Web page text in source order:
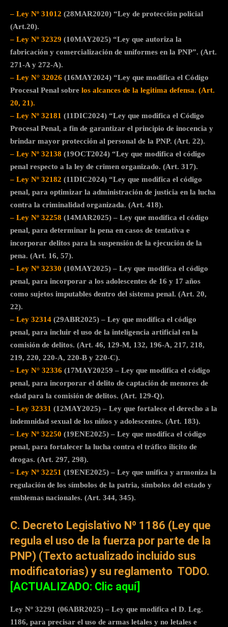
– Ley Nº 31012 (28MAR2020) “Ley de protección policial
(Art.20).
– Ley Nº 32329 (10MAY2025) “Ley que autoriza la
fabricación y comercialización de uniformes en la PNP”. (Art.
271-A y 272-A).
– Ley N° 32026 (16MAY2024) “Ley que modifica el Código
Procesal Penal sobre los alcances de la legitima defensa. (Art.
20, 21).
– Ley Nº 32181 (11DIC2024) “Ley que modifica el Código
Procesal Penal, a fin de garantizar el principio de inocencia y
brindar mayor protección al personal de la PNP. (Art. 22).
– Ley Nº 32138 (19OCT2024) “Ley que modifica el código
penal respecto a la ley de crimen organizado. (Art. 317).
– Ley Nº 32182 (11DIC2024) “Ley que modifica el código
penal, para optimizar la administración de justicia en la lucha
contra la criminalidad organizada. (Art. 418).
– Ley Nº 32258 (14MAR2025) – Ley que modifica el código
penal, para determinar la pena en casos de tentativa e
incorporar delitos para la suspensión de la ejecución de la
pena. (Art. 16, 57).
– Ley Nº 32330 (10MAY2025) – Ley que modifica el código
penal, para incorporar a los adolescentes de 16 y 17 años
como sujetos imputables dentro del sistema penal. (Art. 20,
22).
– Ley 32314 (29ABR2025) – Ley que modifica el código
penal, para incluir el uso de la inteligencia artificial en la
comisión de delitos. (Art. 46, 129-M, 132, 196-A, 217, 218,
219, 220, 220-A, 220-B y 220-C).
– Ley N° 32336 (17MAY20259 – Ley que modifica el código
penal, para incorporar el delito de captación de menores de
edad para la comisión de delitos. (Art. 129-Q).
– Ley 32331 (12MAY2025) – Ley que fortalece el derecho a la
indemnidad sexual de los niños y adolescentes. (Art. 183).
– Ley Nº 32250 (19ENE2025) – Ley que modifica el código
penal, para fortalecer la lucha contra el tráfico ilícito de
drogas. (Art. 297, 298).
– Ley Nº 32251 (19ENE2025) – Ley que unifica y armoniza la
regulación de los símbolos de la patria, símbolos del estado y
emblemas nacionales. (Art. 344, 345).
C. Decreto Legislativo Nº 1186 (Ley que
regula el uso de la fuerza por parte de la
PNP) (Texto actualizado incluido sus
modificatorias) y su reglamento TODO.
[ACTUALIZADO: Clic aquí]
Ley Nº 32291 (06ABR2025) – Ley que modifica el D. Leg.
1186, para precisar el uso de armas letales y no letales e